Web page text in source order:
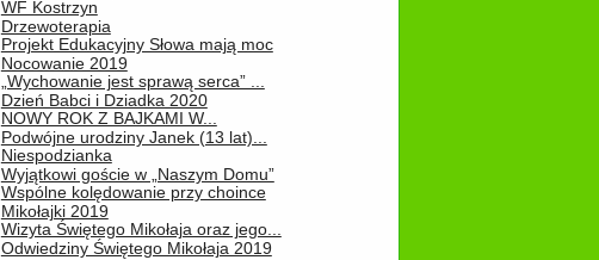
WF Kostrzyn
Drzewoterapia
Projekt Edukacyjny Słowa mają moc
Nocowanie 2019
„Wychowanie jest sprawą serca” ...
Dzień Babci i Dziadka 2020
NOWY ROK Z BAJKAMI W...
Podwójne urodziny Janek (13 lat)...
Niespodzianka
Wyjątkowi goście w „Naszym Domu”
Wspólne kolędowanie przy choince
Mikołajki 2019
Wizyta Świętego Mikołaja oraz jego...
Odwiedziny Świętego Mikołaja 2019